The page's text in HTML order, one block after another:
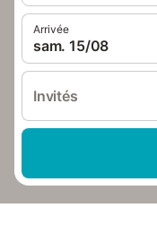
Arrivée
sam. 15/08
Invités